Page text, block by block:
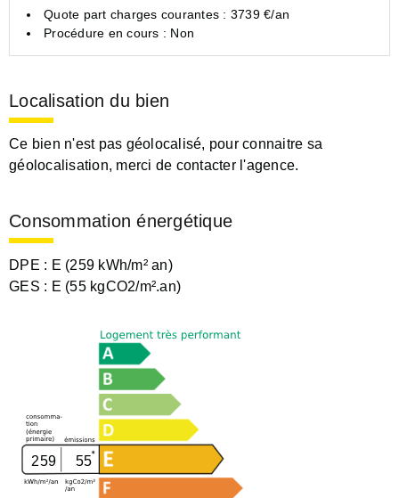
Quote part charges courantes : 3739 €/an
Procédure en cours : Non
Localisation du bien
Ce bien n'est pas géolocalisé, pour connaitre sa
géolocalisation, merci de contacter l'agence.
Consommation énergétique
DPE : E (259 kWh/m² an)
GES : E (55 kgCO2/m².an)
259 55